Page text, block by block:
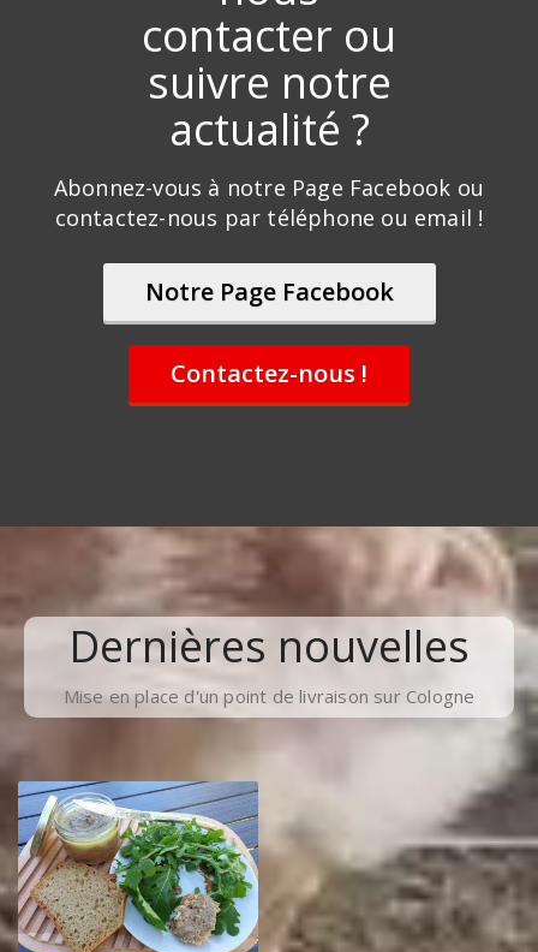
contacter ou
suivre notre
actualité ?
Abonnez-vous à notre Page Facebook ou
contactez-nous par téléphone ou email !
Notre Page Facebook
Contactez-nous !
Dernières nouvelles
Mise en place d'un point de livraison sur Cologne